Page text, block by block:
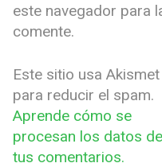
este navegador para
comente.
Este sitio usa Akismet
para reducir el spam.
Aprende cómo se
procesan los datos de
tus comentarios.